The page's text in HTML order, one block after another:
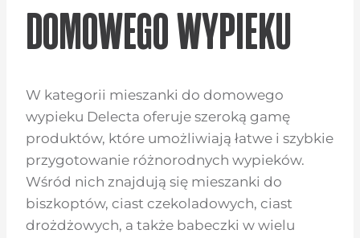
DOMOWEGO WYPIEKU
W kategorii mieszanki do domowego
wypieku Delecta oferuje szeroką gamę
produktów, które umożliwiają łatwe i szybkie
przygotowanie różnorodnych wypieków.
Wśród nich znajdują się mieszanki do
biszkoptów, ciast czekoladowych, ciast
drożdżowych, a także babeczki w wielu